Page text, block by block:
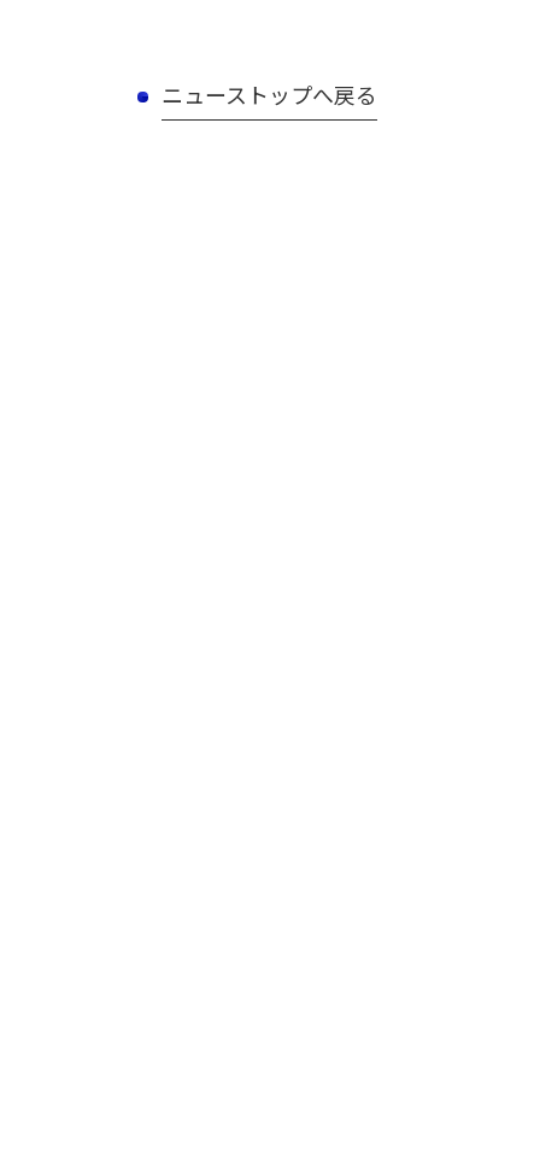
ニューストップへ戻る